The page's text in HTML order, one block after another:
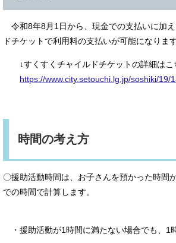
令和8年8月1日から、現金での支払いに加
ドチケットで利用料の支払いが可能になります
↓すくすくチャイルドチケットの詳細はこ
https://www.city.setouchi.lg.jp/soshiki/19/
時間の考え方
〇援助活動時間は、お子さんを預かった時間
での時間で計算します。
・援助活動が1時間に満たない場合でも、1